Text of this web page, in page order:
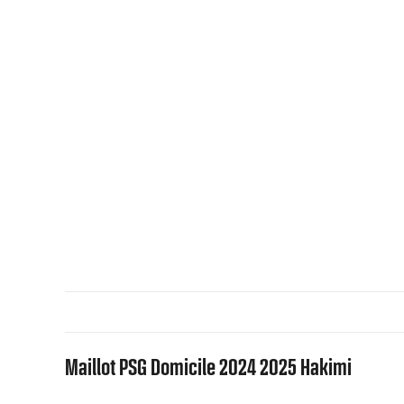
Maillot PSG Domicile 2024 2025 Hakimi